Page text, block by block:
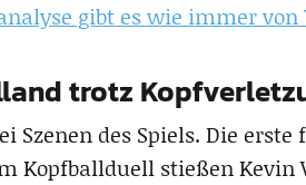
gibt es wie immer von
trotz
Szenen des Spiels. Die erste
Kopfballduell stießen Kevin